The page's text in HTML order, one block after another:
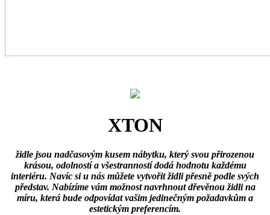
XTON
židle jsou nadčasovým kusem nábytku, který svou přirozenou
krásou, odolností a všestranností dodá hodnotu každému
interiéru. Navíc si u nás můžete vytvořit židli přesně podle svých
představ. Nabízíme vám možnost navrhnout dřevěnou židli na
míru, která bude odpovídat vašim jedinečným požadavkům a
estetickým preferencím.